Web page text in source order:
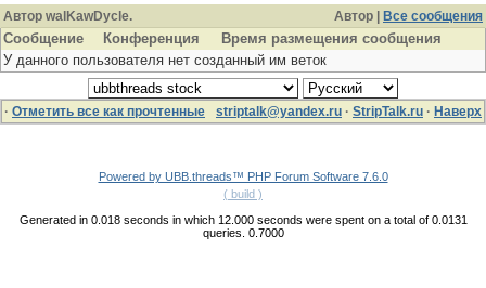
Автор |
Все сообщения
Автор walKawDycle.
Сообщение Конференция
Время размещения сообщения
У данного пользователя нет созданный им веток
· Отметить все как прочтенные striptalk@yandex.ru · StripTalk.ru · Наверх
Powered by UBB.threads™ PHP Forum Software 7.6.0
( build )
Generated in 0.018 seconds in which 12.000 seconds were spent on a total of 0.0131
queries. 0.7000